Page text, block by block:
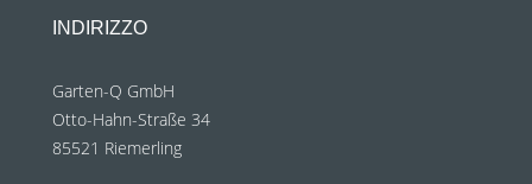
INDIRIZZO
Garten-Q GmbH
Otto-Hahn-Straße 34
85521 Riemerling